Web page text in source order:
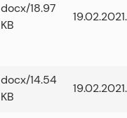
docx/18.97
KB
19.02.2021.
docx/14.54
KB
19.02.2021.